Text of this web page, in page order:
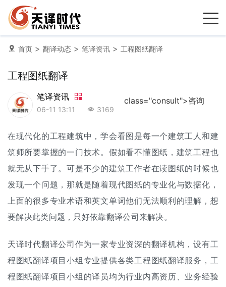
首页 > 翻译动态 > 笔译资讯 > 工程图纸翻译
工程图纸翻译
笔译资讯
06-11 13:11 3169
class="consult">咨询
在现代化的工程建筑中，学会看图是每一个建筑工人和建
筑师所要掌握的一门技术。假如看不懂图纸，建筑工程也
就无从下手了。可是不少的建筑工作者在读图纸的时候也
发现一个问题，那就是随着现代图纸的专业化与数据化，
上面的很多专业术语和英文单词他们无法顺利的理解，想
要解决此类问题，只好依靠翻译公司来解决。
天译时代翻译公司作为一家专业资深的翻译机构 ，设有工
程图纸翻译项目小组专业提供各类工程图纸翻译服务，工
程图纸翻译项目小组的译员均为行业内高资历、业务经验